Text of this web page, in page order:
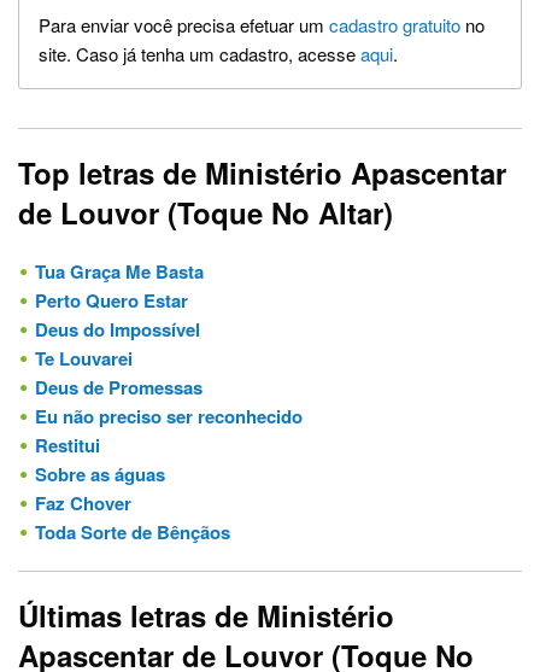
Para enviar você precisa efetuar um cadastro gratuito no
site. Caso já tenha um cadastro, acesseaqui.
Top letras de Ministério Apascentar
de Louvor (Toque No Altar)
Tua Graça Me Basta
Perto Quero Estar
Deus do Impossível
Te Louvarei
Deus de Promessas
Eu não preciso ser reconhecido
Restitui
Sobre as águas
Faz Chover
Toda Sorte de Bênçãos
Últimas letras de Ministério
Apascentar de Louvor (Toque No